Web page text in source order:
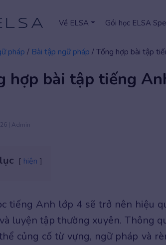
Về ELSA Gói học ELSA
pháp / Bài tập ngữ pháp /Tổng hợp bài tập
hợp bài tập tiếng
| Admin
hiện
tiếng Anh lớp 4 sẽ trở nên hiệu
luyện tập thường xuyên. Thông
củng cố từ vựng, ngữ pháp và